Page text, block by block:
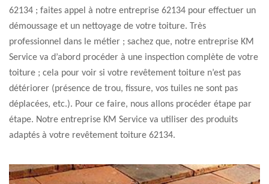
62134 ; faites appel à notre entreprise 62134 pour effectuer un
démoussage et un nettoyage de votre toiture. Très
professionnel dans le métier ; sachez que, notre entreprise KM
Service va d’abord procéder à une inspection complète de votre
toiture ; cela pour voir si votre revêtement toiture n’est pas
détériorer (présence de trou, fissure, vos tuiles ne sont pas
déplacées, etc.). Pour ce faire, nous allons procéder étape par
étape. Notre entreprise KM Service va utiliser des produits
adaptés à votre revêtement toiture 62134.